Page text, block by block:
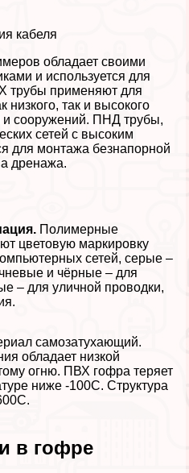
кабеля
обладает своими
и используется для
трубы применяют для
низкого, так и высокого
и сооружений. ПНД трубы,
сетей с высоким
для монтажа безнапopной
дренажа.
Полимерные
цветовую маркировку
сетей, серые –
и чёрные – для
– для уличной проводки,
самозатухающий.
обладает низкой
огню. ПВХ гофра теряет
ниже -100С. Структура
в гофре